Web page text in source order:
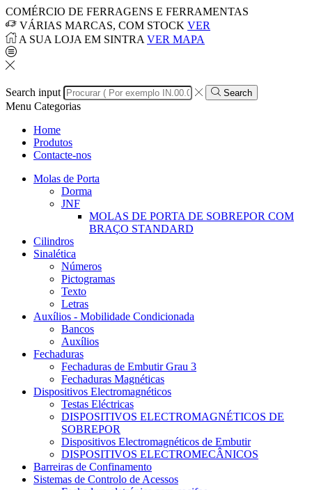
COMÉRCIO DE FERRAGENS E FERRAMENTAS
VÁRIAS MARCAS, COM STOCK VER
A SUA LOJA EM SINTRA VER MAPA
Search input Search
Menu Categorias
Home
Produtos
Contacte-nos
Molas de Porta
Dorma
JNF
MOLAS DE PORTA DE SOBREPOR COM
BRAÇO STANDARD
Cilindros
Sinalética
Números
Pictogramas
Texto
Letras
Auxílios - Mobilidade Condicionada
Bancos
Auxílios
Fechaduras
Fechaduras de Embutir Grau 3
Fechaduras Magnéticas
Dispositivos Electromagnéticos
Testas Eléctricas
DISPOSITIVOS ELECTROMAGNÉTICOS DE
SOBREPOR
Dispositivos Electromagnéticos de Embutir
DISPOSITIVOS ELECTROMECÂNICOS
Barreiras de Confinamento
Sistemas de Controlo de Acessos